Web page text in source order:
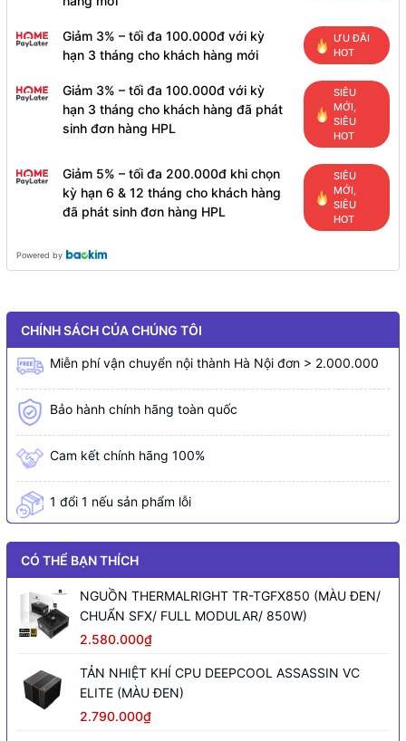
Giảm 3% – tối đa 100.000đ với kỳ
hạn 3 tháng cho khách hàng mới
ƯU ĐÃI
HOT
Giảm 3% – tối đa 100.000đ với kỳ
hạn 3 tháng cho khách hàng đã phát
sinh đơn hàng HPL
SIÊU
MỚI,
SIÊU
HOT
Giảm 5% – tối đa 200.000đ khi chọn
kỳ hạn 6 & 12 tháng cho khách hàng
đã phát sinh đơn hàng HPL
SIÊU
MỚI,
SIÊU
HOT
Powered by
CHÍNH SÁCH CỦA CHÚNG TÔI
Miễn phí vận chuyển nội thành Hà Nội đơn > 2.000.000
Bảo hành chính hãng toàn quốc
Cam kết chính hãng 100%
1 đổi 1 nếu sản phẩm lỗi
CÓ THỂ BẠN THÍCH
NGUỒN THERMALRIGHT TR-TGFX850 (MÀU ĐEN/
CHUẨN SFX/ FULL MODULAR/ 850W)
2.580.000₫
TẢN NHIỆT KHÍ CPU DEEPCOOL ASSASSIN VC
ELITE (MÀU ĐEN)
2.790.000₫